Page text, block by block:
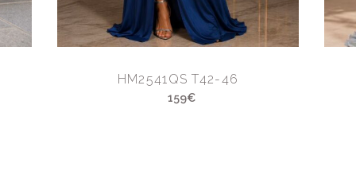
HM2541QS T42-46
159€